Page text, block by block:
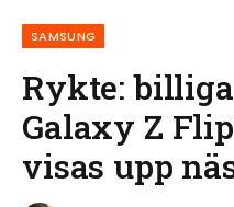
SAMSUNG
Rykte:
Galaxy Z
visas upp